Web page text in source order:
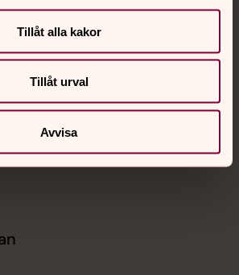
Tillåt alla kakor
Tillåt urval
Avvisa
krisstöd. Prata eller chatta anonymt
och nätter.